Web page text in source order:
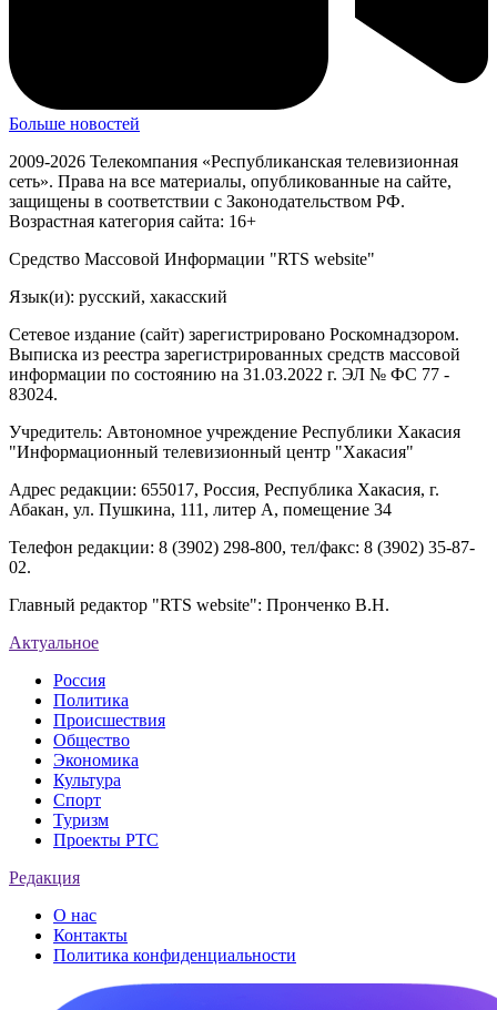
Больше новостей
2009-2026 Телекомпания «Республиканская телевизионная
сеть». Права на все материалы, опубликованные на сайте,
защищены в соответствии с Законодательством РФ.
Возрастная категория сайта: 16+
Средство Массовой Информации "RTS website"
Язык(и): русский, хакасский
Сетевое издание (сайт) зарегистрировано Роскомнадзором.
Выписка из реестра зарегистрированных средств массовой
информации по состоянию на 31.03.2022 г. ЭЛ № ФС 77 -
83024.
Учредитель: Автономное учреждение Республики Хакасия
"Информационный телевизионный центр "Хакасия"
Адрес редакции: 655017, Россия, Республика Хакасия, г.
Абакан, ул. Пушкина, 111, литер А, помещение 34
Телефон редакции: 8 (3902) 298-800, тел/факс: 8 (3902) 35-87-
02.
Главный редактор "RTS website": Пронченко В.Н.
Актуальное
Россия
Политика
Происшествия
Общество
Экономика
Культура
Спорт
Туризм
Проекты РТС
Редакция
О нас
Контакты
Политика конфиденциальности